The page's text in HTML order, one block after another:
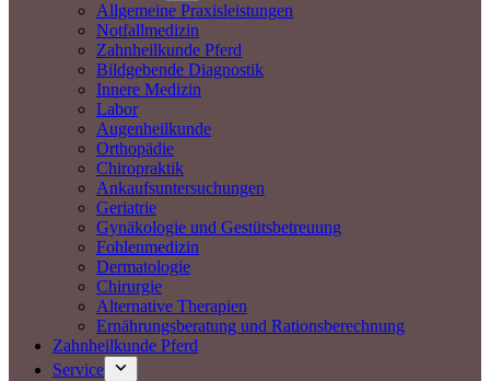
Allgemeine Praxisleistungen
Notfallmedizin
Zahnheilkunde Pferd
Bildgebende Diagnostik
Innere Medizin
Labor
Augenheilkunde
Orthopädie
Chiropraktik
Ankaufsuntersuchungen
Geriatrie
Gynäkologie und Gestütsbetreuung
Fohlenmedizin
Dermatologie
Chirurgie
Alternative Therapien
Ernährungsberatung und Rationsberechnung
Zahnheilkunde Pferd
Service